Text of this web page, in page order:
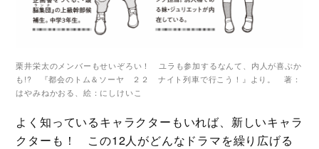
栗井栄太のメンバーもせいぞろい！ ユラも参加するなんて、内人が喜ぶか
も!? 『都会のトム＆ソーヤ ２２ ナイト列車で行こう！』より。 著：
はやみねかおる、絵：にしけいこ
よく知っているキャラクターもいれば、新しいキャラ
クターも！ この12人がどんなドラマを繰り広げる